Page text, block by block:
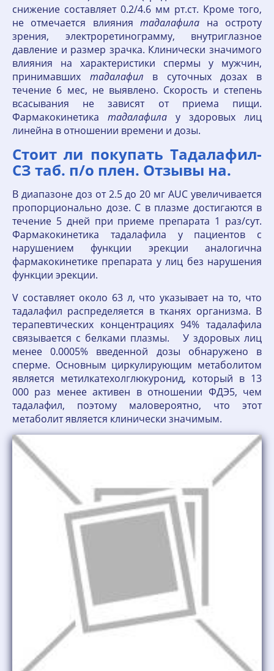
снижение составляет 0.2/4.6 мм рт.ст. Кроме того,
не отмечается влияниятадалафила на остроту
зрения, электроретинограмму, внутриглазное
давление и размер зрачка. Клинически значимого
влияния на характеристики спермы у мужчин,
принимавших тадалафил в суточных дозах в
течение 6 мес, не выявлено. Скорость и степень
всасывания не зависят от приема пищи.
Фармакокинетика тадалафила у здоровых лиц
линейна в отношении времени и дозы.
Стоит ли покупать Тадалафил-
СЗ таб. п/о плен. Отзывы на.
В диапазоне доз от 2.5 до 20 мг AUC увеличивается
пропорционально дозе. C в плазме достигаются в
течение 5 дней при приеме препарата 1 раз/сут.
Фармакокинетика тадалафила у пациентов с
нарушением функции эрекции аналогична
фармакокинетике препарата у лиц без нарушения
функции эрекции.
V составляет около 63 л, что указывает на то, что
тадалафил распределяется в тканях организма. В
терапевтических концентрациях 94% тадалафила
связывается с белками плазмы. У здоровых лиц
менее 0.0005% введенной дозы обнаружено в
сперме. Основным циркулирующим метаболитом
является метилкатехолглюкуронид, который в 13
000 раз менее активен в отношении ФДЭ5, чем
тадалафил, поэтому маловероятно, что этот
метаболит является клинически значимым.